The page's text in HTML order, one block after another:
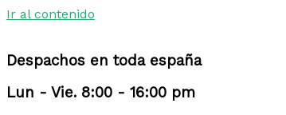
Ir al contenido
Despachos en toda españa
Lun - Vie. 8:00 - 16:00 pm